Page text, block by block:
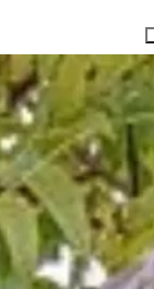
NEWSletter